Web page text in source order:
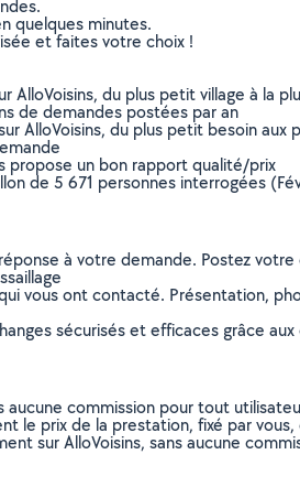
quelques minutes.
et faites votre choix !
du plus petit village à la
de demandes postées par an
AlloVoisins, du plus petit besoin aux
propose un bon rapport qualité/prix
de 5 671 personnes interrogées
à votre demande. Postez
vous ont contacté. Présentation,
sécurisés et efficaces grâce
commission pour tout
le prix de la prestation, fixé par vous,
sur AlloVoisins, sans aucune